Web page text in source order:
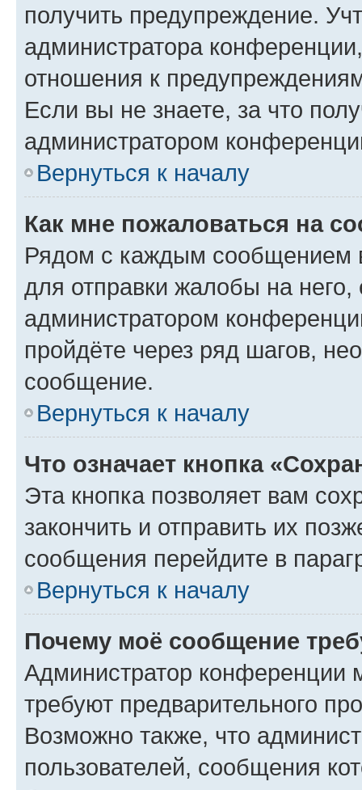
получить предупреждение.
администратора
отношения к
Если вы не знаете, за что
администратором
Вернуться к началу
Как мне пожаловаться на
Рядом с каждым сообщением
для отправки жалобы на
администратором
пройдёте через ряд шагов,
сообщение.
Вернуться к началу
Что означает кнопка
Эта кнопка позволяет вам
закончить и отправить их
сообщения перейдите в
Вернуться к началу
Почему моё сообщение
Администратор конференции
требуют предварительного
Возможно также, что
пользователей, сообщения